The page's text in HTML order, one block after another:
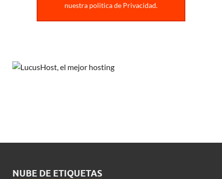
nuestra politica de Privacidad.
NUBE DE ETIQUETAS